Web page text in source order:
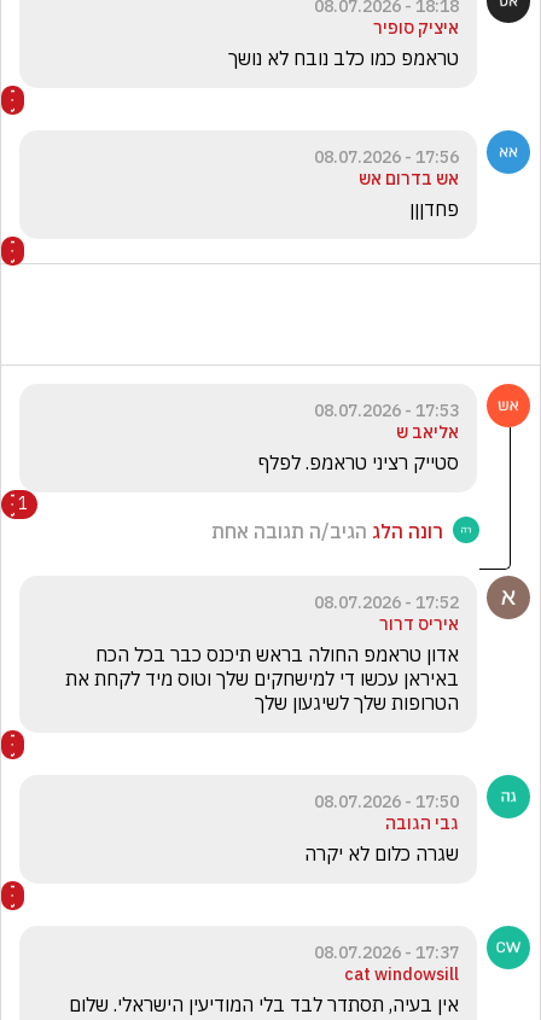
18:18 - 08.07.2026
איציק סופיר
טראמפ כמו כלב נובח לא נושך
17:56 - 08.07.2026
אש בדרום אש
פחדןןן
17:53 - 08.07.2026
אליאב ש
סטייק רציני טראמפ. לפלף
1
רונה הלג הגיב/ה תגובה אחת
17:52 - 08.07.2026
איריס דרור
הטרופות שלך לשיגעון שלך
17:50 - 08.07.2026
גבי הגובה
שגרה כלום לא יקרה
17:37 - 08.07.2026
cat windowsill